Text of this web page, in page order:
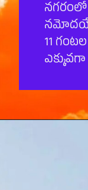
నగరంలో
11